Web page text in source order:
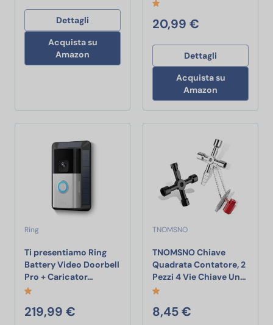
Dettagli
Acquista su
Amazon
20,99 €
Dettagli
Acquista su
Amazon
Ring
Ti presentiamo Ring
Battery Video Doorbell
Pro + Caricator… Ti presentiamo Ring Battery Video
219,99 €
TNOMSNO
TNOMSNO Chiave
Quadrata Contatore, 2
Pezzi 4 Vie Chiave Un…
8,45 €